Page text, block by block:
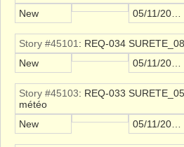
New
Story #45101 : REQ-034
New
Story #45103: REQ-033
météo
New